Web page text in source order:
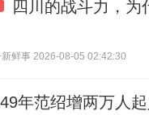
四川的战斗力，为
新鲜事 2026-08-05 02:42:30
年范绍增两万人